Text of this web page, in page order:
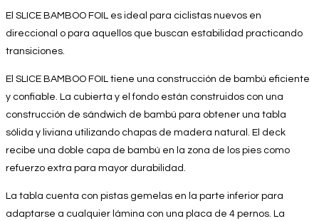
El SLICE BAMBOO FOIL es ideal para ciclistas nuevos en
direccional o para aquellos que buscan estabilidad practicando
transiciones.
El SLICE BAMBOO FOIL tiene una construcción de bambú eficiente
y confiable. La cubierta y el fondo están construidos con una
construcción de sándwich de bambú para obtener una tabla
sólida y liviana utilizando chapas de madera natural. El deck
recibe una doble capa de bambú en la zona de los pies como
refuerzo extra para mayor durabilidad.
La tabla cuenta con pistas gemelas en la parte inferior para
adaptarse a cualquier lámina con una placa de 4 pernos. La